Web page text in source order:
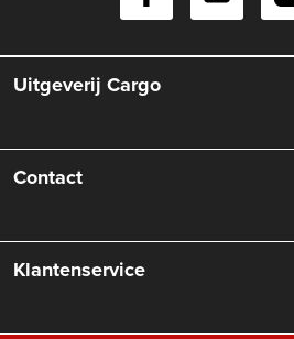
Uitgeverij Cargo
Over ons
Vacatures
Contact
Contactinformatie
Klantenservice